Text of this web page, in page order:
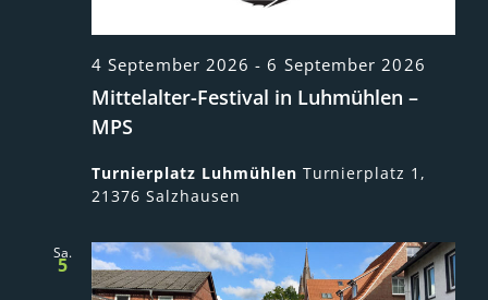
4 September 2026 -6 September 2026
Mittelalter-Festival in Luhmühlen –
MPS
Turnierplatz Luhmühlen Turnierplatz 1,
21376 Salzhausen
Sa.
5